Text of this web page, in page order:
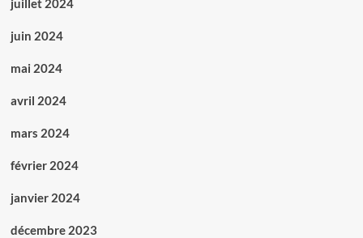
juillet 2024
juin 2024
mai 2024
avril 2024
mars 2024
février 2024
janvier 2024
décembre 2023